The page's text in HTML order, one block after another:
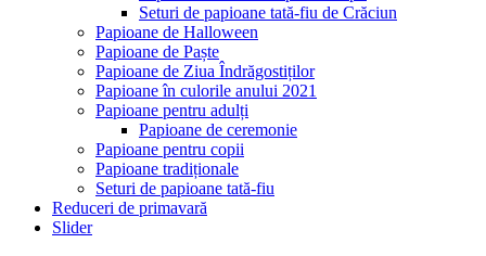
Seturi de papioane tată-fiu de Crăciun
Papioane de Halloween
Papioane de Paște
Papioane de Ziua Îndrăgostiților
Papioane în culorile anului 2021
Papioane pentru adulți
Papioane de ceremonie
Papioane pentru copii
Papioane tradiționale
Seturi de papioane tată-fiu
Reduceri de primavară
Slider